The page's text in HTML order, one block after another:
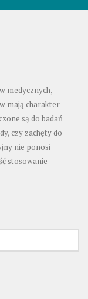
medycznych,
mają charakter
są do badań
czy zachęty do
nie ponosi
stosowanie